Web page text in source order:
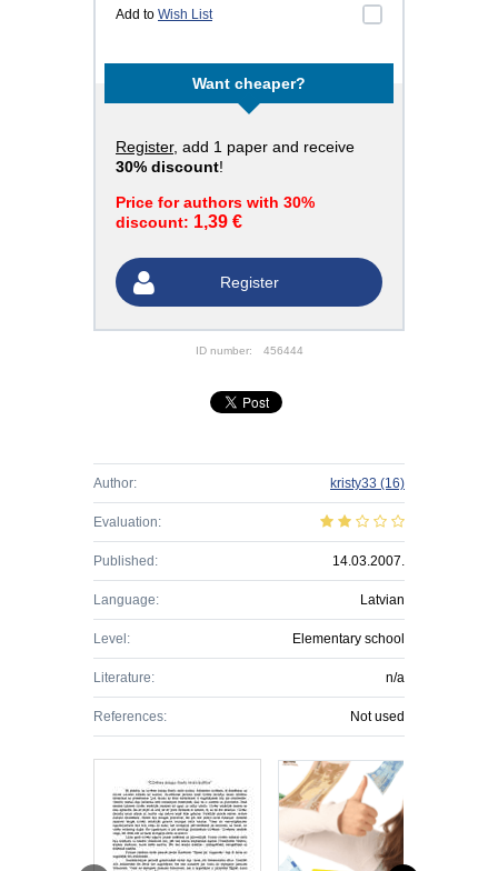
Add to Wish List
Want cheaper?
Register, add 1 paper and receive
30% discount!
Price for authors with 30%
discount: 1,39 €
Register
ID number: 456444
Author: kristy33 (16)
Evaluation:
Published: 14.03.2007.
Language: Latvian
Level: Elementary school
Literature: n/a
References: Not used